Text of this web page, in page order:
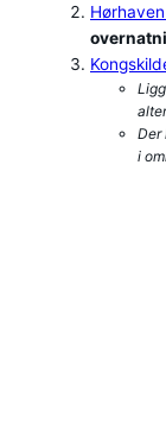
Der
i